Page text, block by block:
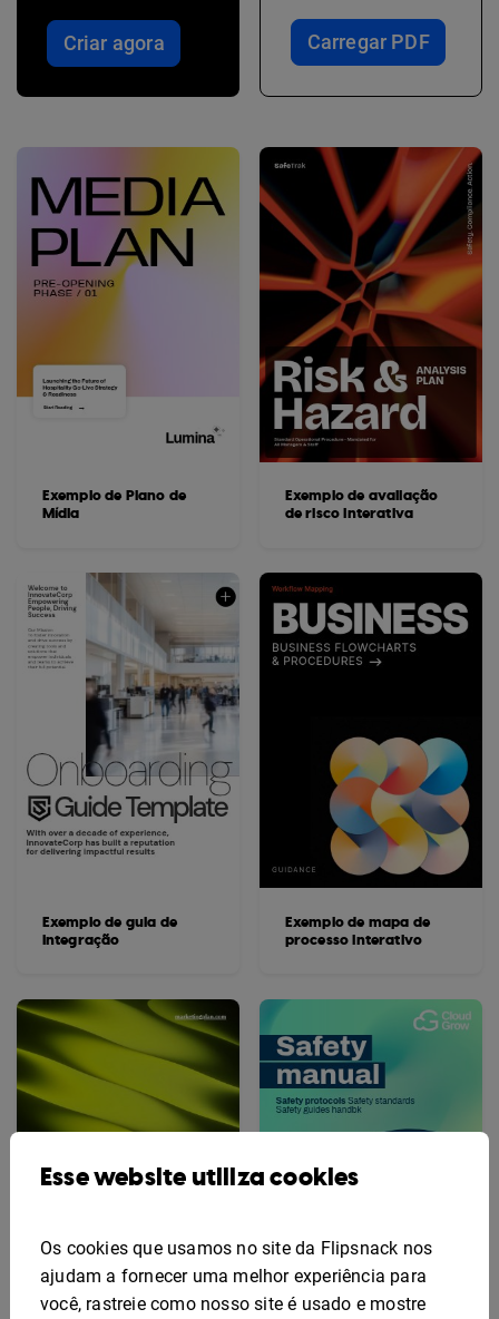
Criar agora Carregar PDF
Exemplo de Plano de
Mídia
Exemplo de guia de
integração
Exemplo de avaliação
de risco interativa
Exemplo de mapa de
processo interativo
Esse website utiliza cookies
Os cookies que usamos no site da Flipsnack nos
ajudam a fornecer uma melhor experiência para
você, rastreie como nosso site é usado e mostre